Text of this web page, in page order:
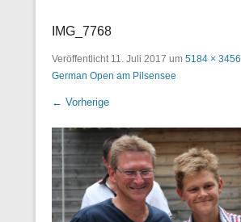
IMG_7768
Veröffentlicht 11. Juli 2017 um 5184 × 3456
German Open am Pilsensee
← Vorherige